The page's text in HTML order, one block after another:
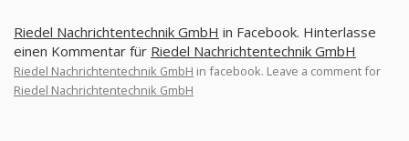
Riedel Nachrichtentechnik GmbH in Facebook. Hinterlasse
einen Kommentar für Riedel Nachrichtentechnik GmbH
Riedel Nachrichtentechnik GmbH in facebook. Leave a comment for
Riedel Nachrichtentechnik GmbH